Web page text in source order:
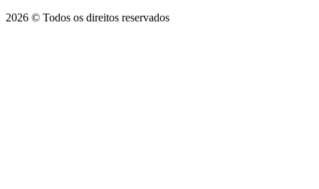
2026 © Todos os direitos reservados